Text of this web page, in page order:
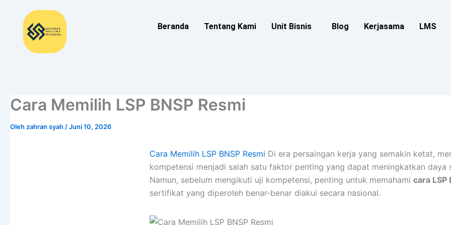
Beranda Tentang Kami Unit Bisnis Blog Kerjasama LMS
Cara Memilih LSP BNSP Resmi
Olehzahran syah/Juni 10, 2026
Cara Memilih LSP BNSP Resmi Di era persaingan kerja yang semakin ketat,
kompetensi menjadi salah satu faktor penting yang dapat meningkatkan daya
Namun, sebelum mengikuti uji kompetensi, penting untuk memahami cara LSP
sertifikat yang diperoleh benar-benar diakui secara nasional.